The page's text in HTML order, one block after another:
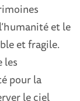
et le
et fragile.
les
pour la
le ciel